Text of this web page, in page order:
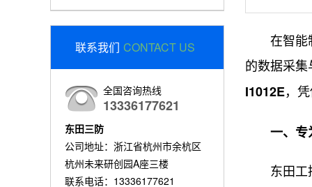
联系我们 CONTACT US
全国咨询热线
13336177621
东田三防
公司地址：浙江省杭州市余杭区
杭州未来研创园A座三楼
联系电话：13336177621
在智能制
的数据采
I1012E，
一、专
东田工